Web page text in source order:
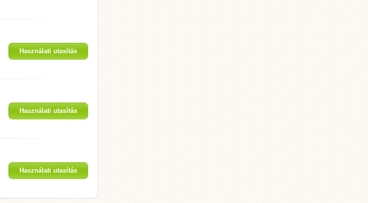
Használati utasítás
Használati utasítás
Használati utasítás